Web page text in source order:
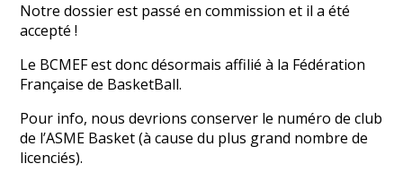
Notre dossier est passé en commission et il a été
accepté !
Le BCMEF est donc désormais affilié à la Fédération
Française de BasketBall.
Pour info, nous devrions conserver le numéro de club
de l’ASME Basket (à cause du plus grand nombre de
licenciés).